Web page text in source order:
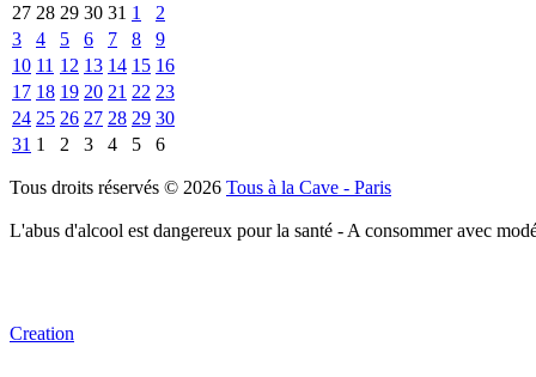
27 28 29 30 31 1
2
3
4 5 6 7 8
9
10 11 12 13 14 15 16
17 18 19 20 21 22 23
24 25 26 27 28 29 30
31 1 2 3 4 5 6
Tous droits réservés © 2026 Tous à la Cave - Paris
L'abus d'alcool est dangereux pour la santé - A consommer avec
Creation